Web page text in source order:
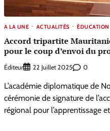
A LA UNE ACTUALITÉS ÉDUCATION
Accord tripartite
pour le coup d’envoi du
Éditeur 22 Juillet 2025 0
L’académie diplomatique de
cérémonie de signature de
régional pour l’apprentissage